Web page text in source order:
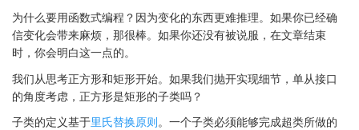
为什么要用函数式编程？因为变化的东西更难推理。如果你已经确
信变化会带来麻烦，那很棒。如果你还没有被说服，在文章结束
时，你会明白这一点的。
我们从思考正方形和矩形开始。如果我们抛开实现细节，单从接口
的角度考虑，正方形是矩形的子类吗？
子类的定义基于里氏替换原则。一个子类必须能够完成超类所做的